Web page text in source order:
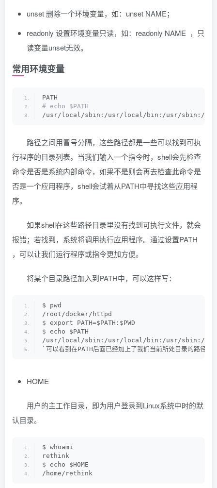
unset 删除一个环境变量，如：unset NAME；
readonly 设置环境变量只读，如：readonly NAME ，只
读变量unset无效。
常用环境变量
PATH
# echo $PATH
/usr/local/sbin:/usr/local/bin:/usr/sbin:/
路径之间用冒号分隔，这些路径都是一些可以找到可执
行程序的目录列表。当我们输入一个指令时，shell会先检查
命令是否是系统内部命令，如果不是则会再去检查此命令是
否是一个应用程序，shell会试着从PATH中寻找这些应用程
序。
如果shell在这些路径目录里没有找到可执行文件，就会
报错；若找到，系统将调用执行应用程序。通过设置PATH
，可以让我们运行程序或指令更加方便。
将某个目录路径加入到PATH中，可以这样写：
$ pwd
/root/docker/httpd
$ export PATH=$PATH:$PWD
$ echo $PATH
/usr/local/sbin:/usr/local/bin:/usr/sbin:/
`可以看到在PATH后面已经加上了我们当前所处目录的路径`
HOME
用户的主工作目录，即为用户登录到Linux系统中时的默
认目录。
$ whoami
rethink
$ echo $HOME
/home/rethink